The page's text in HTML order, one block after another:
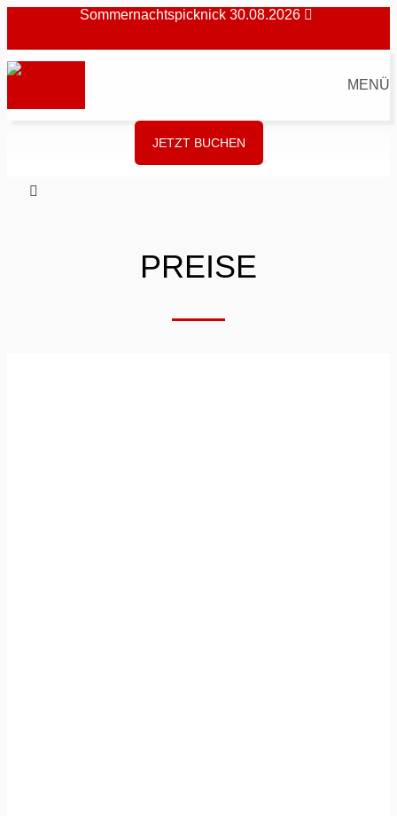
Sommernachtspicknick 30.08.2026
MENÜ
JETZT BUCHEN
PREISE